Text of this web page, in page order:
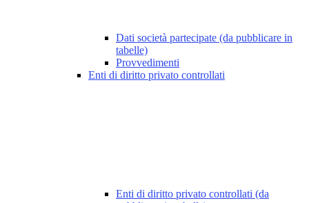
Dati società partecipate (da pubblicare in
tabelle)
Provvedimenti
Enti di diritto privato controllati
Enti di diritto privato controllati (da